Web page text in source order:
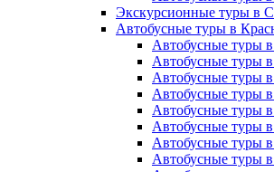
Экскурсионные туры в
Автобусные туры в
Автобусные туры
Автобусные туры
Автобусные туры
Автобусные туры
Автобусные туры
Автобусные туры
Автобусные туры
Автобусные туры в